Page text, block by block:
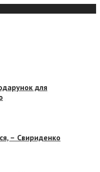
для
– Свириденко